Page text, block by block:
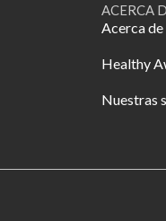
ACERCA
Acerca
Healthy
Nuestras